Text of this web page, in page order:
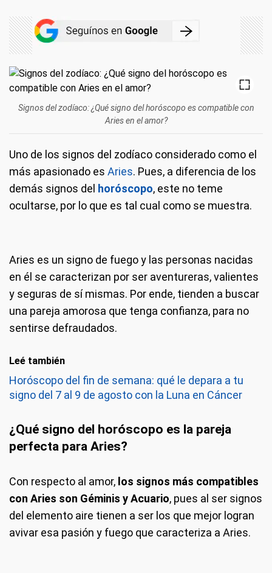
Signos del zodíaco: ¿Qué signo del horóscopo es compatible con
Aries en el amor?
Uno de los signos del zodíaco considerado como el
más apasionado es Aries. Pues, a diferencia de los
demás signos del horóscopo, este no teme
ocultarse, por lo que es tal cual como se muestra.
Aries es un signo de fuego y las personas nacidas
en él se caracterizan por ser aventureras, valientes
y seguras de sí mismas. Por ende, tienden a buscar
una pareja amorosa que tenga confianza, para no
sentirse defraudados.
Leé también
Horóscopo del fin de semana: qué le depara a tu
signo del 7 al 9 de agosto con la Luna en Cáncer
¿Qué signo del horóscopo es la pareja
perfecta para Aries?
Con respecto al amor, los signos más compatibles
con Aries son Géminis y Acuario, pues al ser signos
del elemento aire tienen a ser los que mejor logran
avivar esa pasión y fuego que caracteriza a Aries.